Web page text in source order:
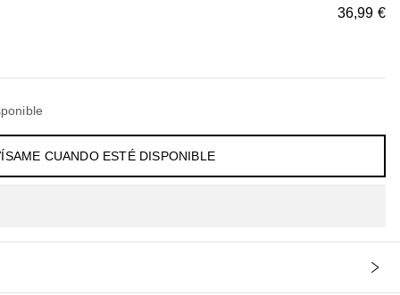
36,99 €
CUANDO ESTÉ DISPONIBLE